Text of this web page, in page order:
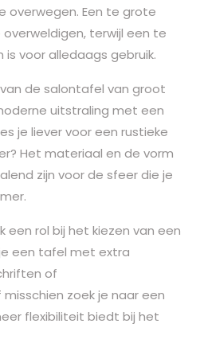
overwegen. Een te grote
terwijl een te
voor alledaags gebruik.
de salontafel van groot
uitstraling met een
je liever voor een rustieke
Het materiaal en de vorm
zijn voor de sfeer die je
rol bij het kiezen van een
een tafel met extra
of
zoek je naar een
flexibiliteit biedt bij het